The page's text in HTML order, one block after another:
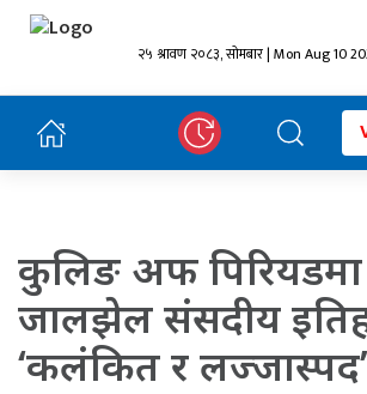
२५ श्रावण २०८३, सोमबार | Mon Aug 10
कुलिङ अफ पिरियडमा
जालझेल संसदीय
‘कलंकित र